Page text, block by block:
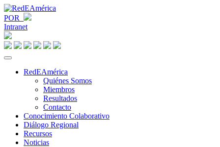
POR
Intranet
RedEAmérica
Quiénes Somos
Miembros
Resultados
Contacto
Conocimiento Colaborativo
Diálogo Regional
Recursos
Noticias